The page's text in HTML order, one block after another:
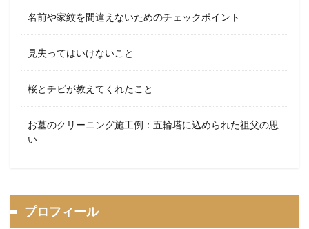
名前や家紋を間違えないためのチェックポイント
見失ってはいけないこと
桜とチビが教えてくれたこと
お墓のクリーニング施工例：五輪塔に込められた祖父の思
い
プロフィール